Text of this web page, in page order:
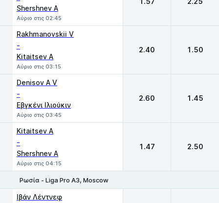
Shershnev A
Αύριο στις 02:45
Rakhmanovskii V
-
Kitaitsev A
Αύριο στις 03:15
2.40 1.50
Denisov A V
-
Εβγκένι Ιλιούκιν
Αύριο στις 03:45
2.60 1.45
Kitaitsev A
-
Shershnev A
Αύριο στις 04:15
1.47 2.50
Ρωσία - Liga Pro A3, Moscow
Ιβάν Λέντνεφ